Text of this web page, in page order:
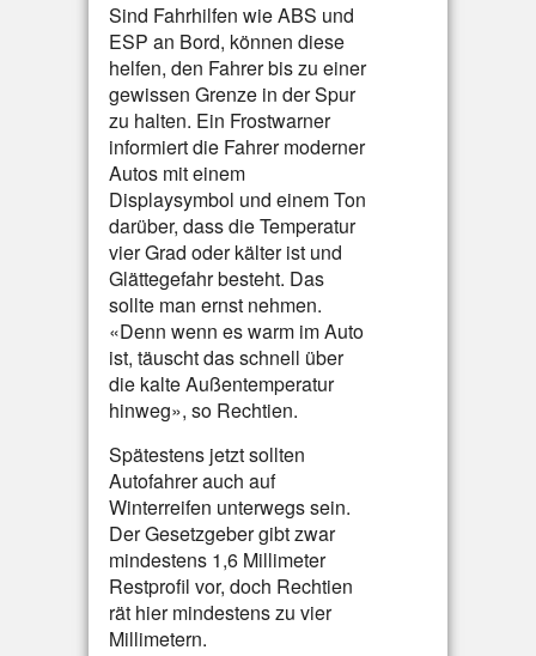
Sind Fahrhilfen wie ABS und
ESP an Bord, können diese
helfen, den Fahrer bis zu einer
gewissen Grenze in der Spur
zu halten. Ein Frostwarner
informiert die Fahrer moderner
Autos mit einem
Displaysymbol und einem Ton
darüber, dass die Temperatur
vier Grad oder kälter ist und
Glättegefahr besteht. Das
sollte man ernst nehmen.
«Denn wenn es warm im Auto
ist, täuscht das schnell über
die kalte Außentemperatur
hinweg», so Rechtien.
Spätestens jetzt sollten
Autofahrer auch auf
Winterreifen unterwegs sein.
Der Gesetzgeber gibt zwar
mindestens 1,6 Millimeter
Restprofil vor, doch Rechtien
rät hier mindestens zu vier
Millimetern.